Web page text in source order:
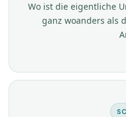
Wo ist die eigentliche
ganz woanders als